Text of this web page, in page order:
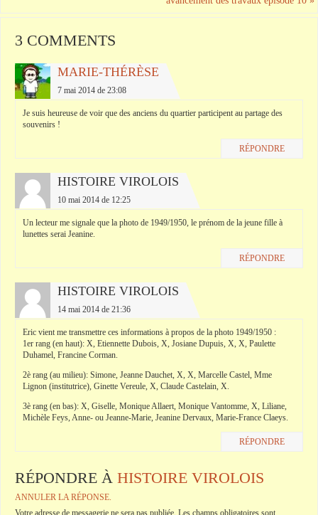
3 COMMENTS
MARIE-THÉRÈSE
7 mai 2014 de 23:08
Je suis heureuse de voir que des anciens du quartier participent au partage des
souvenirs !
RÉPONDRE
HISTOIRE VIROLOIS
10 mai 2014 de 12:25
Un lecteur me signale que la photo de 1949/1950, le prénom de la jeune fille à
lunettes serai Jeanine.
RÉPONDRE
HISTOIRE VIROLOIS
14 mai 2014 de 21:36
Eric vient me transmettre ces informations à propos de la photo 1949/1950 :
1er rang (en haut): X, Etiennette Dubois, X, Josiane Dupuis, X, X, Paulette
Duhamel, Francine Corman.
2è rang (au milieu): Simone, Jeanne Dauchet, X, X, Marcelle Castel, Mme
Lignon (institutrice), Ginette Vereule, X, Claude Castelain, X.
3è rang (en bas): X, Giselle, Monique Allaert, Monique Vantomme, X, Liliane,
Michèle Feys, Anne- ou Jeanne-Marie, Jeanine Dervaux, Marie-France Claeys.
RÉPONDRE
RÉPONDRE À HISTOIRE VIROLOIS
ANNULER LA RÉPONSE.
Votre adresse de messagerie ne sera pas publiée. Les champs obligatoires sont